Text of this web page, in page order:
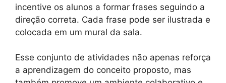
incentive os alunos a formar frases seguindo a
direção correta. Cada frase pode ser ilustrada e
colocada em um mural da sala.
Esse conjunto de atividades não apenas reforça
a aprendizagem do conceito proposto, mas